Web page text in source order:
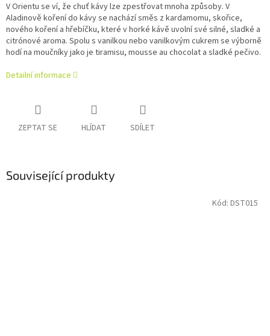
V Orientu se ví, že chuť kávy lze zpestřovat mnoha způsoby. V
Aladinově koření do kávy se nachází směs z kardamomu, skořice,
nového koření a hřebíčku, které v horké kávě uvolní své silné, sladké a
citrónové aroma. Spolu s vanilkou nebo vanilkovým cukrem se výborně
hodí na moučníky jako je tiramisu, mousse au chocolat a sladké pečivo.
Detailní informace
ZEPTAT SE HLÍDAT SDÍLET
Související produkty
Kód: DST015